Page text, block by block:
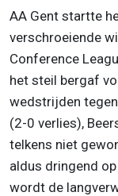
AA Gent startte
verschroeiende
Conference
het steil bergaf
wedstrijden
(2-0 verlies),
telkens niet
aldus dringend
wordt de